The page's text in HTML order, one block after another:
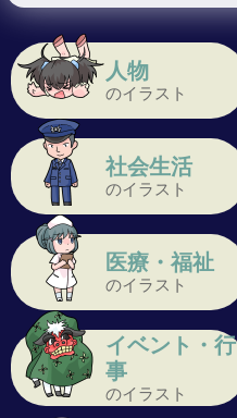
人物
のイラスト
社会生活
のイラスト
医療・福祉
のイラスト
イベント・行
事
のイラスト